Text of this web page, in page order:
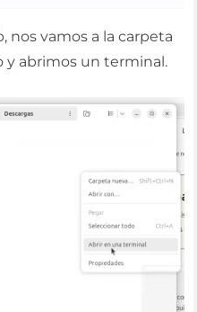
nos vamos a la carpeta
y abrimos un terminal.